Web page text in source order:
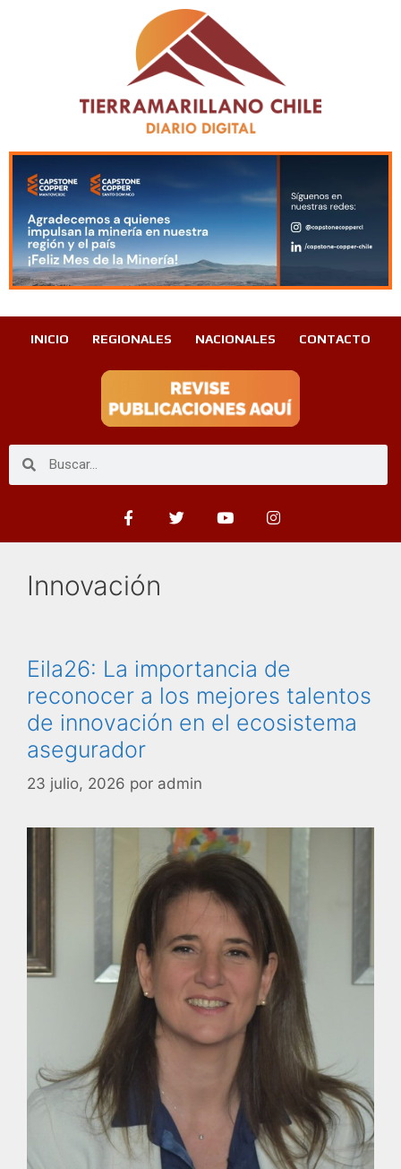
INICIO REGIONALES NACIONALES CONTACTO
Innovación
Eila26: La importancia de
reconocer a los mejores talentos
de innovación en el ecosistema
asegurador
23 julio, 2026 por admin